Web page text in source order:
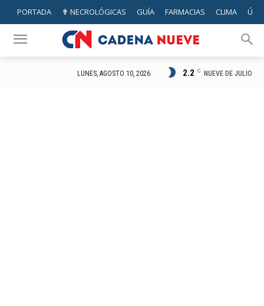
PORTADA ✟ NECROLÓGICAS GUÍA FARMACIAS CLIMA
LUNES, AGOSTO 10, 2026 2.2 C NUEVE DE JULIO